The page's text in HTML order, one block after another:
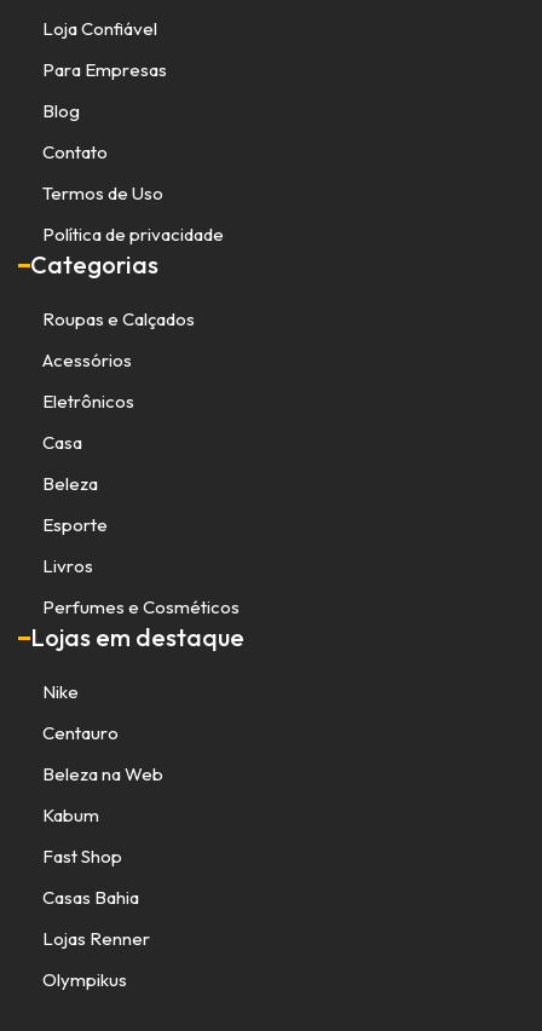
Loja Confiável
Para Empresas
Blog
Contato
Termos de Uso
Política de privacidade
Categorias
Roupas e Calçados
Acessórios
Eletrônicos
Casa
Beleza
Esporte
Livros
Perfumes e Cosméticos
Lojas em destaque
Nike
Centauro
Beleza na Web
Kabum
Fast Shop
Casas Bahia
Lojas Renner
Olympikus